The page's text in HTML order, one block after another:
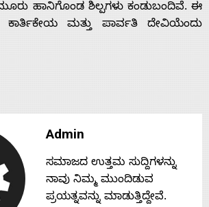
ಹಾನಿಗೊಂಡ ಶಿಲ್ಪಗಳು ಕಂಡುಬಂದಿವೆ. ಈ
ಕಾರ್ತಿಕೇಯ ಮತ್ತು ಪಾರ್ವತಿ ದೇವಿಯೆಂದು
Admin
ಸಮಾಜದ ಉತ್ತಮ ಸುದ್ದಿಗಳನ್ನು
ನಾವು ನಿಮ್ಮ ಮುಂದಿಡುವ
ಪ್ರಯತ್ನವನ್ನು ಮಾಡುತ್ತಿದ್ದೇವೆ.